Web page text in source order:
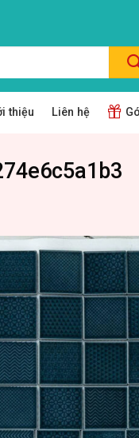
thiệu Liên hệ